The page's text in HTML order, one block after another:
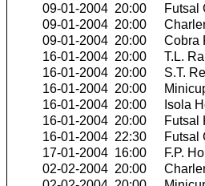
09-01-2004 20:00
Futsal
09-01-2004 20:00
09-01-2004 20:00
Cobra
16-01-2004 20:00
T.L.
16-01-2004 20:00
S.T.
16-01-2004 20:00
16-01-2004 20:00
Isola
16-01-2004 20:00
Futsal
16-01-2004 22:30
Futsal
17-01-2004 16:00
F.P.
02-02-2004 20:00